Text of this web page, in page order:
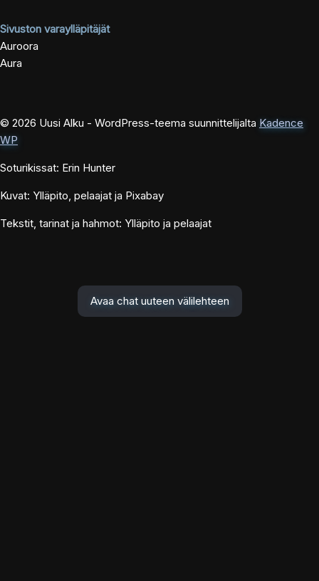
Sivuston varaylläpitäjät
Auroora
Aura
© 2026 Uusi Alku - WordPress-teema suunnittelijalta Kadence
WP
Soturikissat: Erin Hunter
Kuvat: Ylläpito, pelaajat ja Pixabay
Tekstit, tarinat ja hahmot: Ylläpito ja pelaajat
Avaa chat uuteen välilehteen